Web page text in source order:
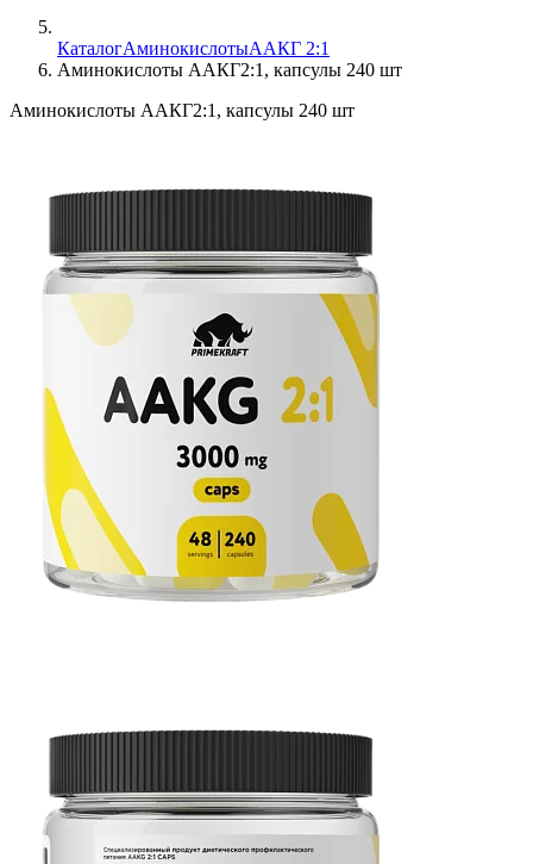
КаталогАминокислотыААКГ 2:1
Аминокислоты ААКГ2:1, капсулы 240 шт
Аминокислоты ААКГ2:1, капсулы 240 шт